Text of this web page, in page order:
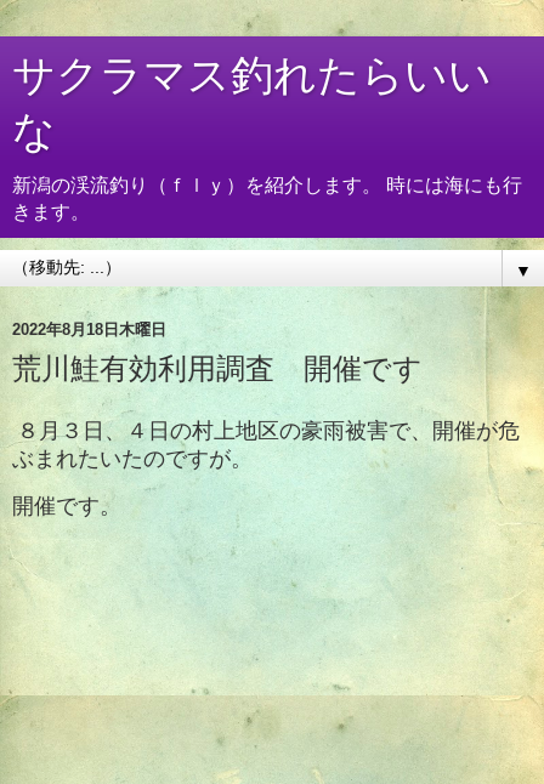
サクラマス釣れたらいい
な
新潟の渓流釣り（ｆｌｙ）を紹介します。 時には海にも行
きます。
▼
2022年8月18日木曜日
荒川鮭有効利用調査 開催です
８月３日、４日の村上地区の豪雨被害で、開催が危
ぶまれたいたのですが。
開催です。